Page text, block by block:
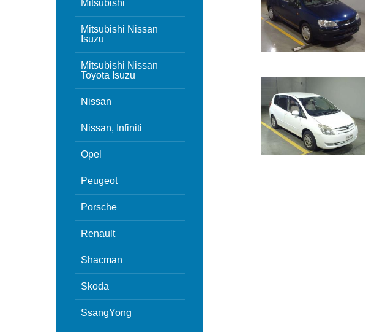
Mitsubishi
Mitsubishi Nissan
Isuzu
Mitsubishi Nissan
Toyota Isuzu
Nissan
Nissan, Infiniti
Opel
Peugeot
Porsche
Renault
Shacman
Skoda
SsangYong